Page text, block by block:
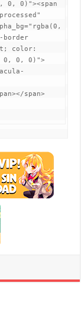
0, 0)"><span
color:
0, 0, 0)">
span>